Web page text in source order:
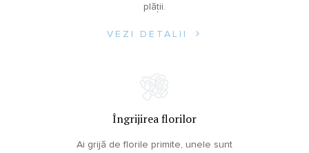
plății.
VEZI DETALII
Îngrijirea florilor
Ai grijă de florile primite, unele sunt